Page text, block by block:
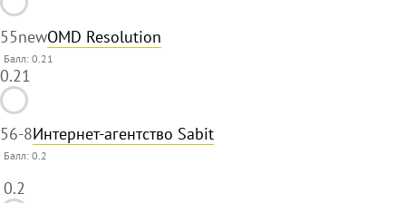
55newOMD Resolution
Балл: 0.21
0.21
56-8Интернет-агентство Sabit
Балл:0.2
0.2